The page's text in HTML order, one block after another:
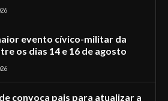
evento cívico-militar da
os dias 14 e 16 de agosto
convoca pais para atualizar a